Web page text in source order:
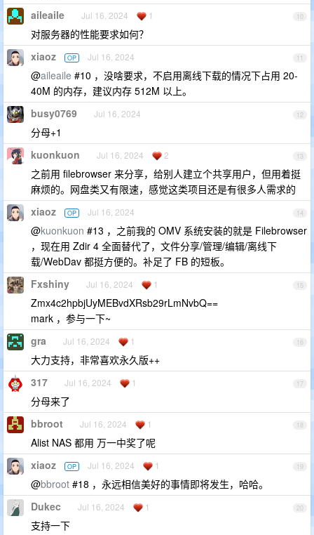
10
aileaile Jul 16, 2024 1
对服务器的性能要求如何？
11
xiaoz OP Jul 16, 2024
@aileaile #10 ，没啥要求，不启用离线下载的情况下占用 20-
40M 的内存，建议内存 512M 以上。
12
busy0769 Jul 16, 2024
分母+1
13
kuonkuon Jul 16, 2024 2
之前用 filebrowser 来分享，给别人建立个共享用户，但用着挺
麻烦的。网盘类又有限速，感觉这类项目还是有很多人需求的
14
xiaoz OP Jul 16, 2024
@kuonkuon #13 ，之前我的 OMV 系统安装的就是 Filebrowser
，现在用 Zdir 4 全面替代了，文件分享/管理/编辑/离线下
载/WebDav 都挺方便的。补足了 FB 的短板。
15
Fxshiny Jul 16, 2024 1
Zmx4c2hpbjUyMEBvdXRsb29rLmNvbQ==
mark ，参与一下~
16
gra Jul 16, 2024 1
大力支持，非常喜欢永久版++
17
317 Jul 16, 2024 1
分母来了
18
bbroot Jul 16, 2024 1
Alist NAS 都用 万一中奖了呢
19
xiaoz OP Jul 16, 2024 1
@bbroot #18 ，永远相信美好的事情即将发生，哈哈。
20
Dukec Jul 16, 2024 1
支持一下